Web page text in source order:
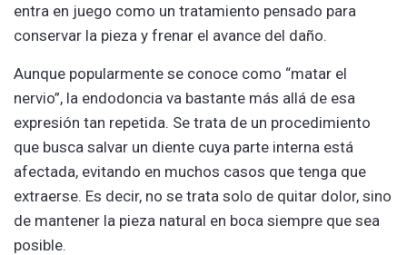
entra en juego como un tratamiento pensado para
conservar la pieza y frenar el avance del daño.
Aunque popularmente se conoce como “matar el
nervio”, la endodoncia va bastante más allá de esa
expresión tan repetida. Se trata de un procedimiento
que busca salvar un diente cuya parte interna está
afectada, evitando en muchos casos que tenga que
extraerse. Es decir, no se trata solo de quitar dolor, sino
de mantener la pieza natural en boca siempre que sea
posible.